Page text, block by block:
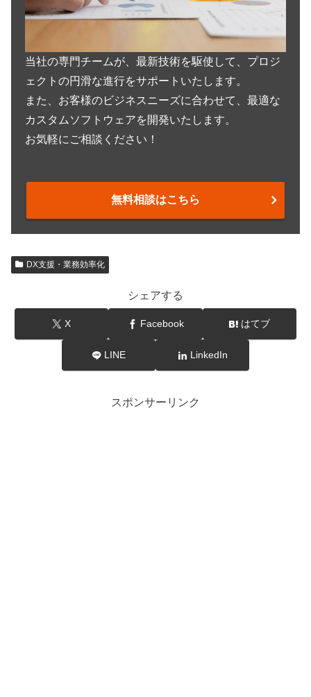
当社の専門チームが、最新技術を駆使して、プロジ
ェクトの円滑な進行をサポートいたします。
また、お客様のビジネスニーズに合わせて、最適な
カスタムソフトウェアを開発いたします。
お気軽にご相談ください！
無料相談はこちら
DX支援・業務効率化
シェアする
X Facebook はてブ
LINE LinkedIn
スポンサーリンク